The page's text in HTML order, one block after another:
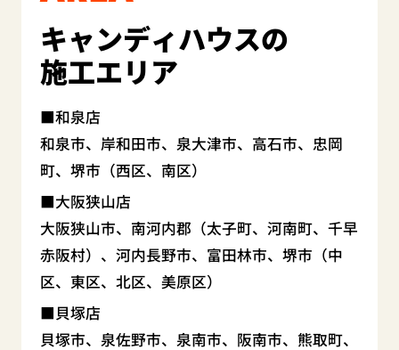
キャンディハウスの
施工エリア
和泉店
和泉市、岸和田市、泉大津市、高石市、忠岡
町、堺市（西区、南区）
大阪狭山店
大阪狭山市、南河内郡（太子町、河南町、千早
赤阪村）、河内長野市、富田林市、堺市（中
区、東区、北区、美原区）
貝塚店
貝塚市、泉佐野市、泉南市、阪南市、熊取町、